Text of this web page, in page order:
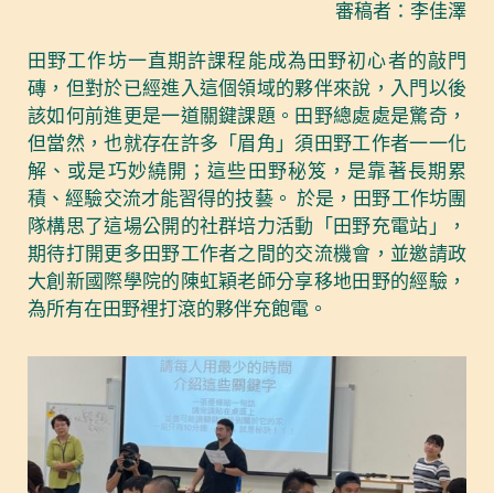
審稿者：李佳澤
田野工作坊一直期許課程能成為田野初心者的敲門
磚，但對於已經進入這個領域的夥伴來說，入門以後
該如何前進更是一道關鍵課題。田野總處處是驚奇，
但當然，也就存在許多「眉角」須田野工作者一一化
解、或是巧妙繞開；這些田野秘笈，是靠著長期累
積、經驗交流才能習得的技藝。 於是，田野工作坊團
隊構思了這場公開的社群培力活動「田野充電站」，
期待打開更多田野工作者之間的交流機會，並邀請政
大創新國際學院的陳虹穎老師分享移地田野的經驗，
為所有在田野裡打滾的夥伴充飽電。